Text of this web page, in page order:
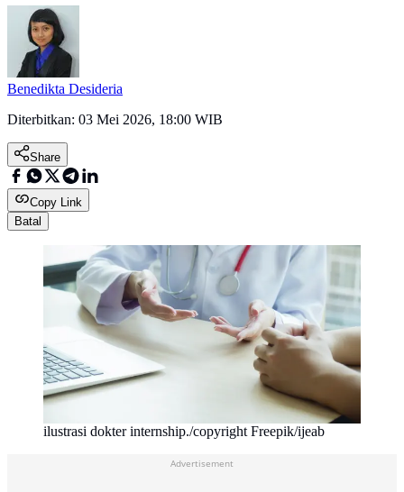
Benedikta Desideria
Diterbitkan: 03 Mei 2026, 18:00 WIB
Share
Copy Link
Batal
ilustrasi dokter internship./copyright Freepik/ijeab
Advertisement